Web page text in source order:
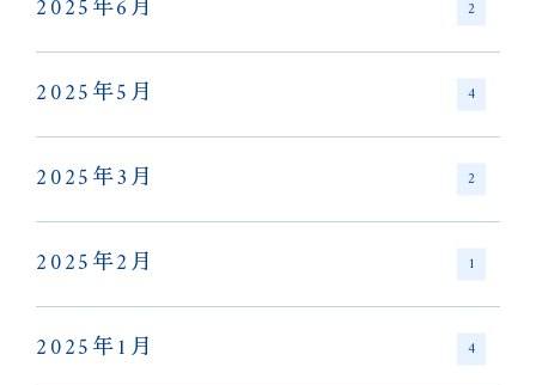
2025年6月 2
2025年5月 4
2025年3月 2
2025年2月 1
2025年1月 4